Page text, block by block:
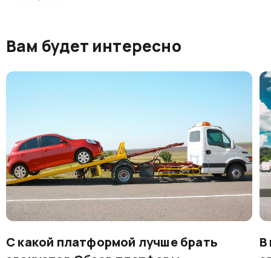
Вам будет интересно
С какой платформой лучше брать
В